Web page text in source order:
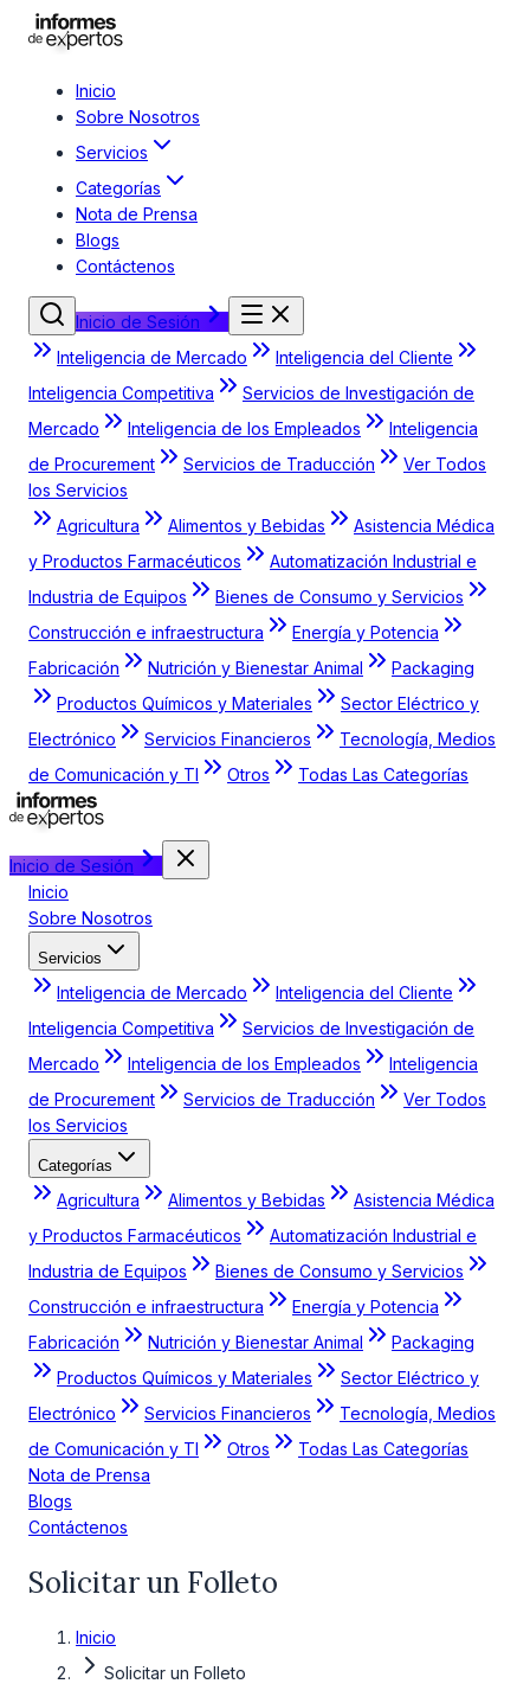
Inicio
Sobre Nosotros
Servicios
Categorías
Nota de Prensa
Blogs
Contáctenos
Inicio de Sesión
Inteligencia de Mercado
Inteligencia del Cliente
Inteligencia Competitiva
Servicios de Investigación de
Mercado
Inteligencia de los Empleados
Inteligencia
de Procurement
Servicios de Traducción
Ver Todos
los Servicios
Agricultura
Alimentos y Bebidas
Asistencia Médica
y Productos Farmacéuticos
Automatización Industrial e
Industria de Equipos
Bienes de Consumo y Servicios
Construcción e infraestructura
Energía y Potencia
Fabricación
Nutrición y Bienestar Animal
Packaging
Productos Químicos y Materiales
Sector Eléctrico y
Electrónico
Servicios Financieros
Tecnología, Medios
de Comunicación y TI
Otros Todas Las Categorías
Inicio de Sesión
Inicio
Sobre Nosotros
Servicios
Inteligencia de Mercado
Inteligencia del Cliente
Inteligencia Competitiva
Servicios de Investigación de
Mercado
Inteligencia de los Empleados
Inteligencia
de Procurement
Servicios de Traducción
Ver Todos
los Servicios
Categorías
Agricultura Alimentos y Bebidas
Asistencia Médica
y Productos Farmacéuticos
Automatización Industrial e
Industria de Equipos
Bienes de Consumo y Servicios
Construcción e infraestructura
Energía y Potencia
Fabricación
Nutrición y Bienestar Animal
Packaging
Productos Químicos y Materiales
Sector Eléctrico y
Electrónico
Servicios Financieros
Tecnología, Medios
de Comunicación y TI
Otros
Todas Las Categorías
Nota de Prensa
Blogs
Contáctenos
Solicitar un Folleto
Inicio
Solicitar un Folleto